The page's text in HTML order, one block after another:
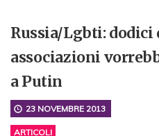
Russia/Lgbti: dodici
associazioni
a Putin
23 NOVEMBRE 2013
ARTICOLI